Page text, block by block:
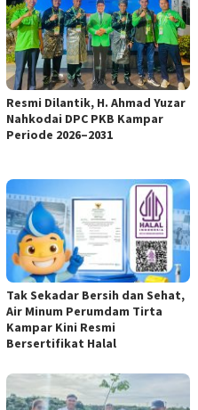
Resmi Dilantik, H. Ahmad Yuzar
Nahkodai DPC PKB Kampar
Periode 2026–2031
Tak Sekadar Bersih dan Sehat,
Air Minum Perumdam Tirta
Kampar Kini Resmi
Bersertifikat Halal